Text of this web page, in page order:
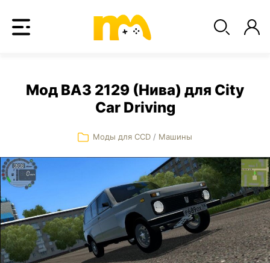
Мод ВАЗ 2129 (Нива) для City
Car Driving
Моды для CCD / Машины